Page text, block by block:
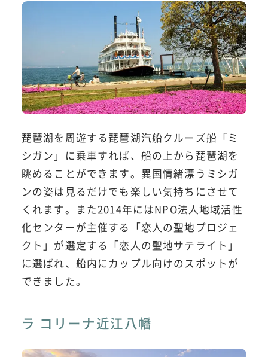
琵琶湖を周遊する琵琶湖汽船クルーズ船「ミ
シガン」に乗車すれば、船の上から琵琶湖を
眺めることができます。異国情緒漂うミシガ
ンの姿は見るだけでも楽しい気持ちにさせて
くれます。また2014年にはNPO法人地域活性
化センターが主催する「恋人の聖地プロジェ
クト」が選定する「恋人の聖地サテライト」
に選ばれ、船内にカップル向けのスポットが
できました。
ラ コリーナ近江八幡